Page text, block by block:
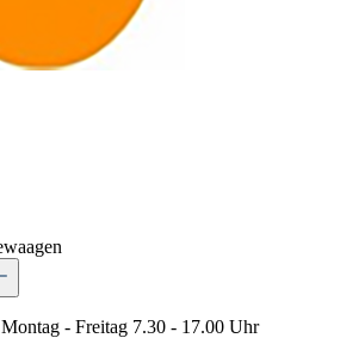
Montag - Freitag 7.30 - 17.00 Uhr